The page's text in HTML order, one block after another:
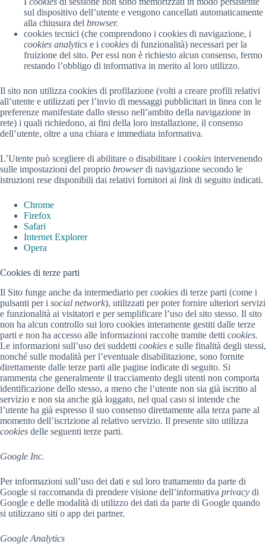
sul dispositivo dell’utente e vengono cancellati automaticamente
alla chiusura del browser.
cookies tecnici (che comprendono i cookies di navigazione, i
cookies analytics e i cookies di funzionalità) necessari per la
fruizione del sito. Per essi non è richiesto alcun consenso, fermo
restando l’obbligo di informativa in merito al loro utilizzo.
Il sito non utilizza cookies di profilazione (volti a creare profili relativi
all’utente e utilizzati per l’invio di messaggi pubblicitari in linea con le
preferenze manifestate dallo stesso nell’ambito della navigazione in
rete) i quali richiedono, ai fini della loro installazione, il consenso
dell’utente, oltre a una chiara e immediata informativa.
L’Utente può scegliere di abilitare o disabilitare i cookies intervenendo
sulle impostazioni del proprio browserdi navigazione secondo le
istruzioni rese disponibili dai relativi fornitori ai link di seguito indicati.
Chrome
Firefox
Safari
Internet Explorer
Opera
Cookies di terze parti
Il Sito funge anche da intermediario percookies di terze parti (come i
pulsanti per i social network), utilizzati per poter fornire ulteriori servizi
e funzionalità ai visitatori e per semplificare l’uso del sito stesso. Il sito
non ha alcun controllo sui loro cookies interamente gestiti dalle terze
parti e non ha accesso alle informazioni raccolte tramite detti cookies.
Le informazioni sull’uso dei suddetti cookies e sulle finalità degli stessi,
nonché sulle modalità per l’eventuale disabilitazione, sono fornite
direttamente dalle terze parti alle pagine indicate di seguito. Si
rammenta che generalmente il tracciamento degli utenti non comporta
identificazione dello stesso, a meno che l’utente non sia già iscritto al
servizio e non sia anche già loggato, nel qual caso si intende che
l’utente ha già espresso il suo consenso direttamente alla terza parte al
momento dell’iscrizione al relativo servizio. Il presente sito utilizza
cookies delle seguenti terze parti.
Google Inc.
Per informazioni sull’uso dei dati e sul loro trattamento da parte di
Google si raccomanda di prendere visione dell’informativa privacy di
Google e delle modalità di utilizzo dei dati da parte di Google quando
si utilizzano siti o app dei partner.
Google Analytics